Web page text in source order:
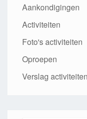
Aankondigingen
Activiteiten
Foto's activiteiten
Oproepen
Verslag activiteiten